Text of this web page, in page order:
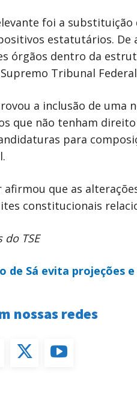
foi a substituição
estatutários. De
órgãos dentro da
Tribunal Federal
a inclusão de uma
que não tenham
para
que as
constitucionais
TSE
de Sá evita projeções
nossas redes